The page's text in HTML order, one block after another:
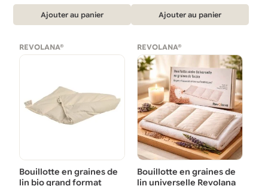
Ajouter au panier Ajouter au panier
REVOLANA®
Bouillotte en graines de
lin bio grand format
REVOLANA®
Bouillotte en graines de
lin universelle Revolana